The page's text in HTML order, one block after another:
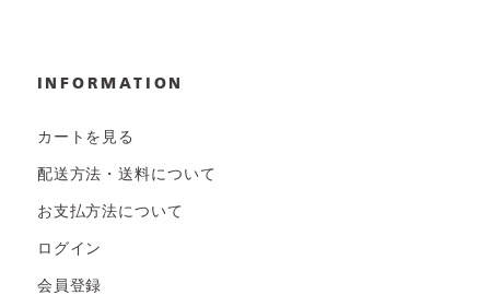
INFORMATION
カートを見る
配送方法・送料について
お支払方法について
ログイン
会員登録